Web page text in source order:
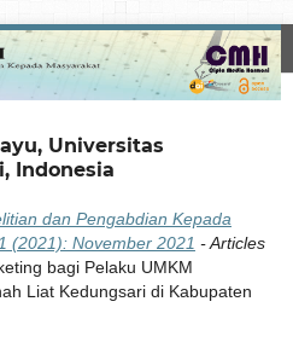
Universitas
Indonesia
dan Pengabdian Kepada
(2021): November 2021 - Articles
bagi Pelaku UMKM
Liat Kedungsari di Kabupaten